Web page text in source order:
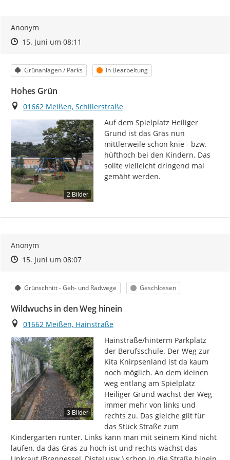
Anonym
Zeitpunkt des Erstellens
Zeitpunkt des Erstellens
15. Juni um 08:11
Kategorie
Grünanlagen / Parks Status
In Bearbeitung
Hohes Grün
Ort
01662 Meißen, Schillerstraße
2 Bilder
Auf dem Spielplatz Heiliger
Grund ist das Gras nun
mittlerweile schon knie - bzw.
hüfthoch bei den Kindern. Das
sollte vielleicht dringend mal
gemäht werden.
Anonym
Zeitpunkt des Erstellens
Zeitpunkt des Erstellens
15. Juni um 08:07Zur Äußerung
Kategorie
Grünschnitt - Geh- und Radwege Status
Geschlossen
Wildwuchs in den Weg hinein
Ort
01662 Meißen, Hainstraße
3 Bilder
Hainstraße/hinterm Parkplatz
der Berufsschule. Der Weg zur
Kita Knirpsenland ist da kaum
noch möglich. An dem kleinen
weg entlang am Spielplatz
Heiliger Grund wächst der Weg
immer mehr von links und
rechts zu. Das gleiche gilt für
das Stück Straße zum
Kindergarten runter. Links kann man mit seinem Kind nicht
laufen, da das Gras zu hoch ist und rechts wächst das